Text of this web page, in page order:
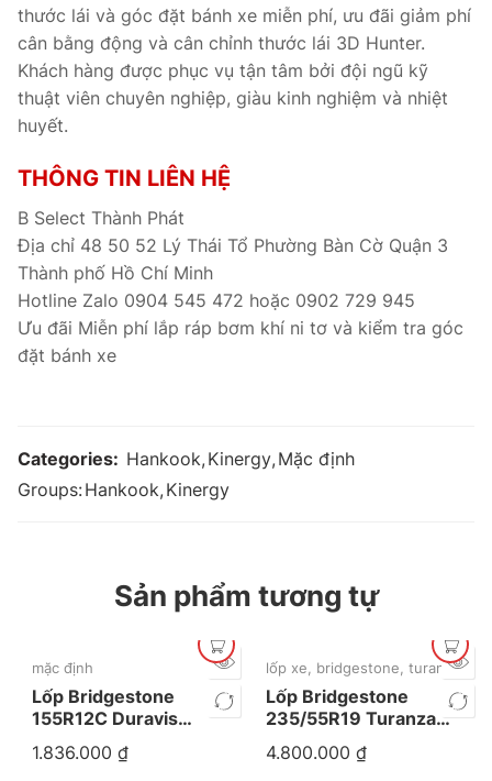
thước lái và góc đặt bánh xe miễn phí, ưu đãi giảm phí
cân bằng động và cân chỉnh thước lái 3D Hunter.
Khách hàng được phục vụ tận tâm bởi đội ngũ kỹ
thuật viên chuyên nghiệp, giàu kinh nghiệm và nhiệt
huyết.
THÔNG TIN LIÊN HỆ
B Select Thành Phát
Địa chỉ 48 50 52 Lý Thái Tổ Phường Bàn Cờ Quận 3
Thành phố Hồ Chí Minh
Hotline Zalo 0904 545 472 hoặc 0902 729 945
Ưu đãi Miễn phí lắp ráp bơm khí ni tơ và kiểm tra góc
đặt bánh xe
Categories: Hankook, Kinergy, Mặc định
Groups:Hankook, Kinergy
Sản phẩm tương tự
mặc định
Lốp Bridgestone
155R12C Duravis
Indonesia
1.836.000 ₫
lốp xe bridgestone turanza ,
Lốp Bridgestone
235/55R19 Turanza
4.800.000 ₫